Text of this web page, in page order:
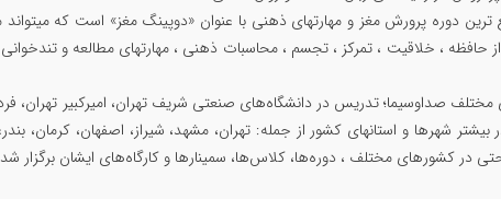
حافظه ، خلاقیت ، تمرکز ، تجسم ، محاسبات ذهنی ، مهارتهای مطالعه و
صداوسیما؛ تدریس در دانشگاه‌های صنعتی شریف تهران، امیرکبیر تهران،
بیشتر شهرها و استانهای کشور از جمله: تهران، مشهد، شیراز، اصفهان، کرمان،
در کشورهای مختلف ، دوره‌ها، کلاس‌ها، سمینار‌ها و کارگاه‌های ایشان برگزار